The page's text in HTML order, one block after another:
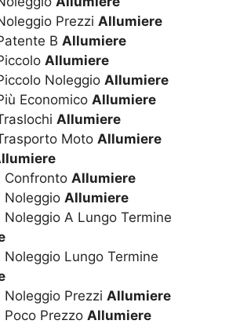
Prezzi Allumiere
B Allumiere
Allumiere
Noleggio Allumiere
Economico Allumiere
Allumiere
Moto Allumiere
Confronto Allumiere
Noleggio Allumiere
Noleggio A Lungo Termine
Noleggio Lungo Termine
Noleggio Prezzi Allumiere
Poco Prezzo Allumiere